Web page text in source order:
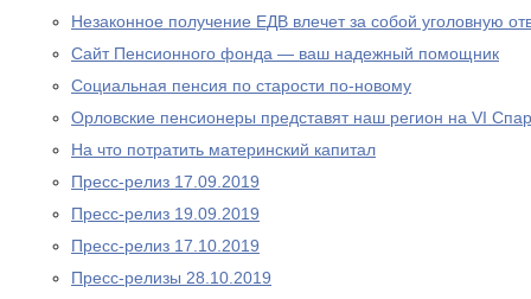
Незаконное получение ЕДВ влечет за собой уголовную
Сайт Пенсионного фонда — ваш надежный помощник
Социальная пенсия по старости по-новому
Орловские пенсионеры представят наш регион на VI
На что потратить материнский капитал
Пресс-релиз 17.09.2019
Пресс-релиз 19.09.2019
Пресс-релиз 17.10.2019
Пресс-релизы 28.10.2019